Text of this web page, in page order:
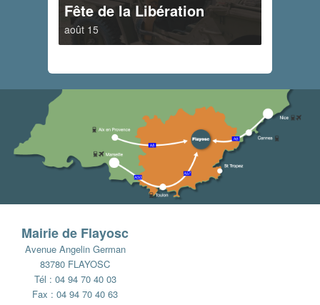
Fête de la Libération
août 15
Mairie de Flayosc
Avenue Angelin German
83780 FLAYOSC
Tél : 04 94 70 40 03
Fax : 04 94 70 40 63